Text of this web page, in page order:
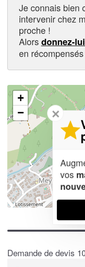
Je connais bien
intervenir chez
proche !
Alorsdonnez-
en
+
−
Demande de devis
✕
vos